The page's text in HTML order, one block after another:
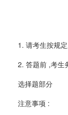
1. 请考生按规定
2. 答题前 ,考生务
选择题部分
注意事项 :